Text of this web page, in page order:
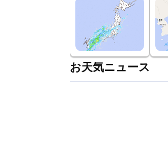
お天気ニュース